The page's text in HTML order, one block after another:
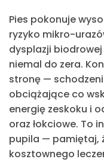
Pies pokonuje
ryzyko mikro-
dysplazji
niemal do zera.
stronę —
obciążające co
energię zeskoku i
oraz łokciowe. To
pupila — pamiętaj,
kosztownego